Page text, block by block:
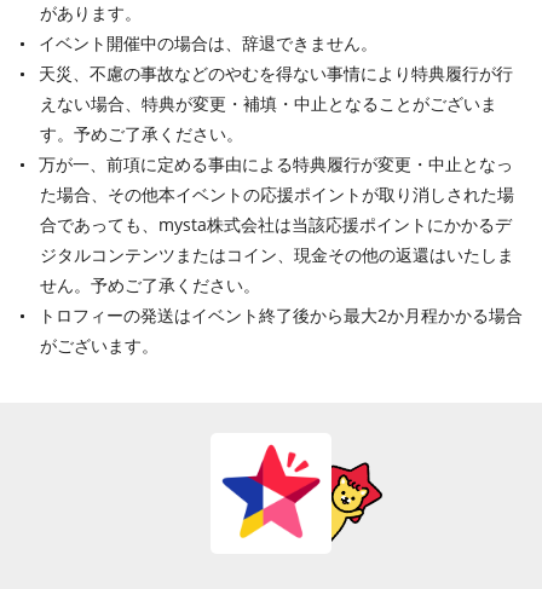
があります。
イベント開催中の場合は、辞退できません。
天災、不慮の事故などのやむを得ない事情により特典履行が行
えない場合、特典が変更・補填・中止となることがございま
す。予めご了承ください。
万が一、前項に定める事由による特典履行が変更・中止となっ
た場合、その他本イベントの応援ポイントが取り消しされた場
合であっても、mysta株式会社は当該応援ポイントにかかるデ
ジタルコンテンツまたはコイン、現金その他の返還はいたしま
せん。予めご了承ください。
トロフィーの発送はイベント終了後から最大2か月程かかる場合
がございます。